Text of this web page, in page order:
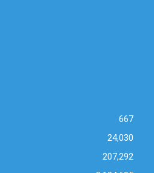
667
24,030
207,292